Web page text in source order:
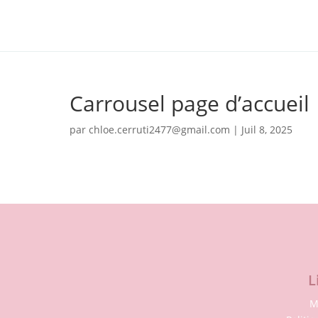
Carrousel page d’accueil
par chloe.cerruti2477@gmail.com | Juil 8, 2025